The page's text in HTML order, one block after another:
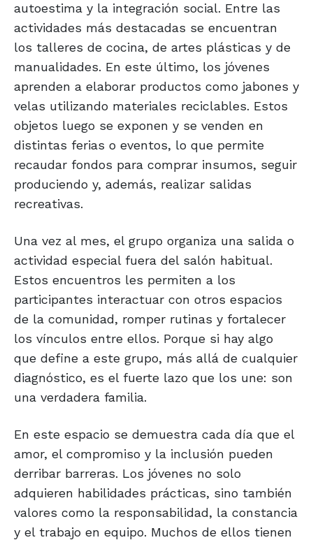
autoestima y la integración social. Entre las
actividades más destacadas se encuentran
los talleres de cocina, de artes plásticas y de
manualidades. En este último, los jóvenes
aprenden a elaborar productos como jabones y
velas utilizando materiales reciclables. Estos
objetos luego se exponen y se venden en
distintas ferias o eventos, lo que permite
recaudar fondos para comprar insumos, seguir
produciendo y, además, realizar salidas
recreativas.
Una vez al mes, el grupo organiza una salida o
actividad especial fuera del salón habitual.
Estos encuentros les permiten a los
participantes interactuar con otros espacios
de la comunidad, romper rutinas y fortalecer
los vínculos entre ellos. Porque si hay algo
que define a este grupo, más allá de cualquier
diagnóstico, es el fuerte lazo que los une: son
una verdadera familia.
En este espacio se demuestra cada día que el
amor, el compromiso y la inclusión pueden
derribar barreras. Los jóvenes no solo
adquieren habilidades prácticas, sino también
valores como la responsabilidad, la constancia
y el trabajo en equipo. Muchos de ellos tienen